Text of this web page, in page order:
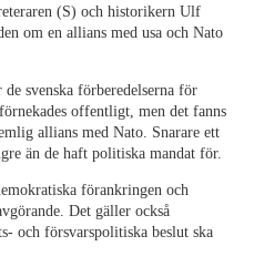
(S) och historikern Ulf
om en allians med usa och Nato
svenska förberedelserna för
offentligt, men det fanns
allians med Nato. Snarare ett
än de haft politiska mandat för.
förankringen och
Det gäller också
och försvarspolitiska beslut ska